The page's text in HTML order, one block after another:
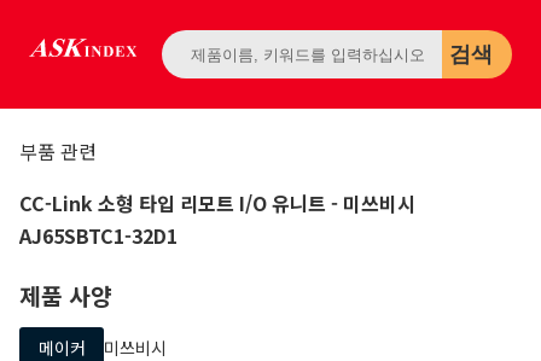
검색
부품 관련
CC-Link 소형 타입 리모트 I/O 유니트 - 미쓰비시
AJ65SBTC1-32D1
제품 사양
메이커
미쓰비시